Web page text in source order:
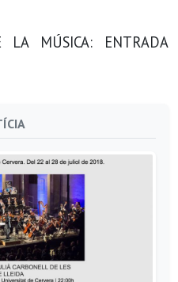
LA MÚSICA: ENTRADA